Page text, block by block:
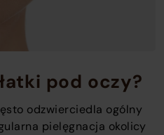
pod oczy?
odzwierciedla ogólny
pielęgnacja okolicy